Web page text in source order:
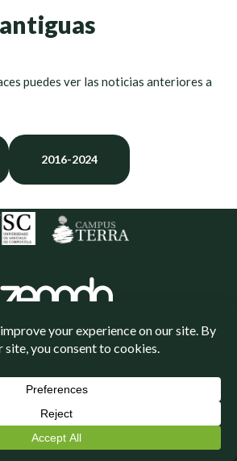
puedes ver las noticias anteriores a
2016-2024
gracias a